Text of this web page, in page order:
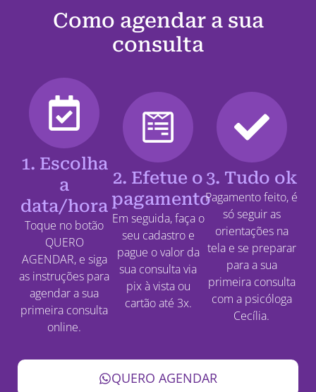
Como agendar a sua
consulta
1. Escolha
a
data/hora
Toque no botão
QUERO
AGENDAR, e siga
as instruções para
agendar a sua
primeira consulta
online.
2. Efetue o
pagamento
Em seguida, faça o
seu cadastro e
pague o valor da
sua consulta via
pix à vista ou
cartão até 3x.
3. Tudo ok
Pagamento feito, é
só seguir as
orientações na
tela e se preparar
para a sua
primeira consulta
com a psicóloga
Cecília.
QUERO AGENDAR